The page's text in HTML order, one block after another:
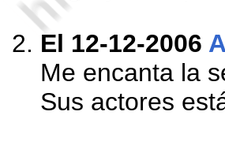
El 12-12-2006
Me encanta la
Sus actores